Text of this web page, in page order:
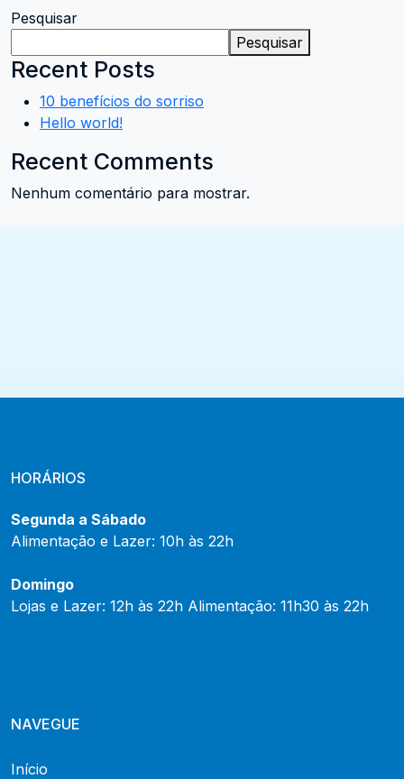
Pesquisar
Pesquisar
Recent Posts
10 benefícios do sorriso
Hello world!
Recent Comments
Nenhum comentário para mostrar.
HORÁRIOS
Segunda a Sábado
Alimentação e Lazer: 10h às 22h
Domingo
Lojas e Lazer: 12h às 22h Alimentação: 11h30 às 22h
NAVEGUE
Início